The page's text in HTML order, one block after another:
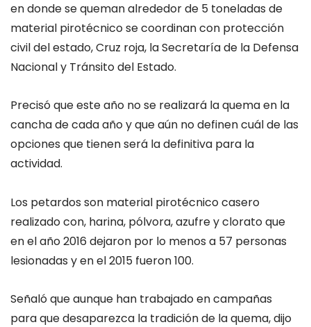
en donde se queman alrededor de 5 toneladas de
material pirotécnico se coordinan con protección
civil del estado, Cruz roja, la Secretaría de la Defensa
Nacional y Tránsito del Estado.
Precisó que este año no se realizará la quema en la
cancha de cada año y que aún no definen cuál de las
opciones que tienen será la definitiva para la
actividad.
Los petardos son material pirotécnico casero
realizado con, harina, pólvora, azufre y clorato que
en el año 2016 dejaron por lo menos a 57 personas
lesionadas y en el 2015 fueron 100.
Señaló que aunque han trabajado en campañas
para que desaparezca la tradición de la quema, dijo